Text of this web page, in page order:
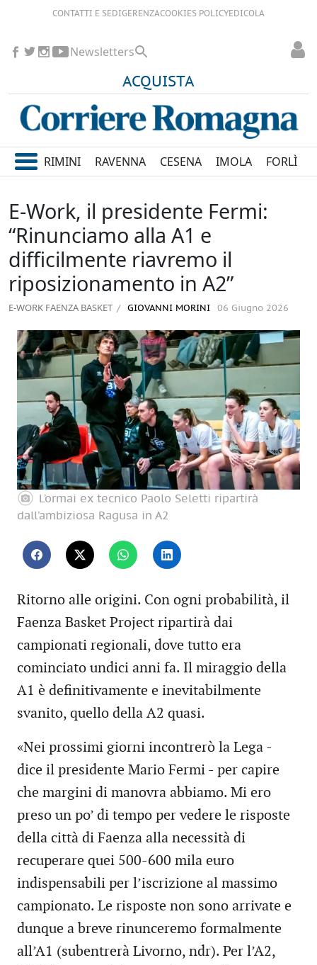
CONTATTI E SEDIGERENZACOOKIES POLICYEDICOLA
ACQUISTA
Newsletters
RIMINI RAVENNA CESENA IMOLA FORLÌ
E-Work, il presidente Fermi:
“Rinunciamo alla A1 e
difficilmente riavremo il
riposizionamento in A2”
E-WORK FAENZA BASKET GIOVANNI MORINI 06 Giugno 2026
L’ormai ex tecnico Paolo Seletti ripartirà
dall’ambiziosa Ragusa in A2
Ritorno alle origini. Con ogni probabilità, il
Faenza Basket Project ripartirà dai
campionati regionali, dove tutto era
cominciato undici anni fa. Il miraggio della
A1 è definitivamente e inevitabilmente
svanito, quello della A2 quasi.
«Nei prossimi giorni incontrerò la Lega -
dice il presidente Mario Fermi - per capire
che margini di manovra abbiamo. Mi ero
preso un po’ di tempo per vedere le risposte
della città di Faenza alla necessità di
recuperare quei 500-600 mila euro
indispensabili per l’iscrizione al massimo
campionato. Le risposte non sono arrivate e
dunque a breve rinunceremo formalmente
all’A1 (subentrerà Livorno, ndr). Per l’A2,